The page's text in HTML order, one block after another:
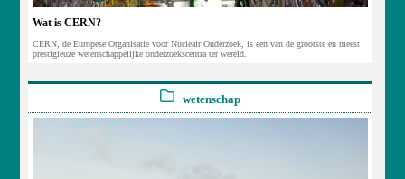
Wat is CERN?
CERN, de Europese Organisatie voor Nucleair Onderzoek, is een van de grootste en meest
prestigieuze wetenschappelijke onderzoekscentra ter wereld.
wetenschap